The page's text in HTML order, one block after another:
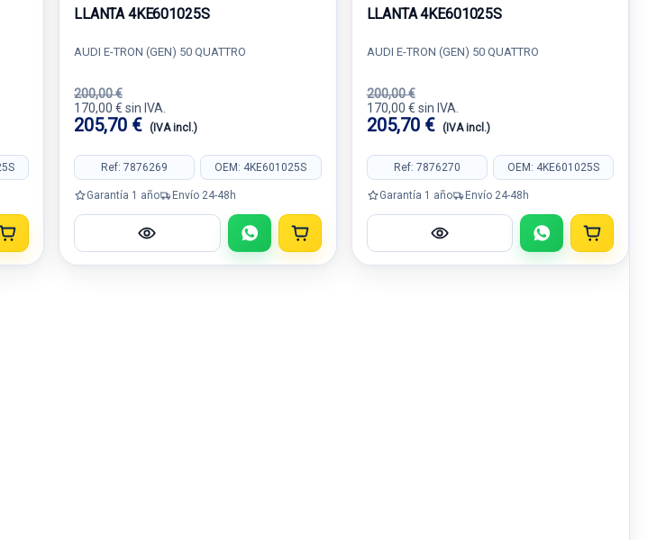
LLANTA 4KE601025S
AUDI E-TRON (GEN) 50 QUATTRO
200,00 €
170,00 € sin IVA.
205,70 € (IVA incl.)
Ref: 7876269 OEM: 4KE601025S
Garantía 1 año Envío 24-48h
LLANTA 4KE601025S
AUDI E-TRON (GEN) 50 QUATTRO
200,00 €
170,00 € sin IVA.
205,70 € (IVA incl.)
Ref: 7876270 OEM: 4KE601025S
Garantía 1 año Envío 24-48h